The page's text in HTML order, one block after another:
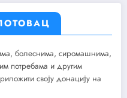
болеснима, сиромашнима,
потребама и другим
своју донацију на